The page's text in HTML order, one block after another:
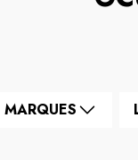
MARQUES